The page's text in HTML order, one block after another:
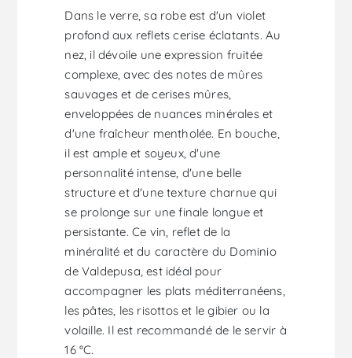
Dans le verre, sa robe est d'un violet
profond aux reflets cerise éclatants. Au
nez, il dévoile une expression fruitée
complexe, avec des notes de mûres
sauvages et de cerises mûres,
enveloppées de nuances minérales et
d'une fraîcheur mentholée. En bouche,
il est ample et soyeux, d'une
personnalité intense, d'une belle
structure et d'une texture charnue qui
se prolonge sur une finale longue et
persistante. Ce vin, reflet de la
minéralité et du caractère du Dominio
de Valdepusa, est idéal pour
accompagner les plats méditerranéens,
les pâtes, les risottos et le gibier ou la
volaille. Il est recommandé de le servir à
16 °C.